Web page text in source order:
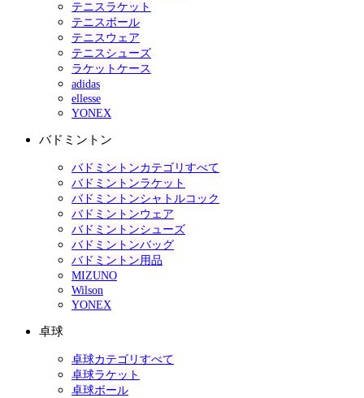
テニスラケット
テニスボール
テニスウェア
テニスシューズ
ラケットケース
adidas
ellesse
YONEX
バドミントン
バドミントンカテゴリすべて
バドミントンラケット
バドミントンシャトルコック
バドミントンウェア
バドミントンシューズ
バドミントンバッグ
バドミントン用品
MIZUNO
Wilson
YONEX
卓球
卓球カテゴリすべて
卓球ラケット
卓球ボール